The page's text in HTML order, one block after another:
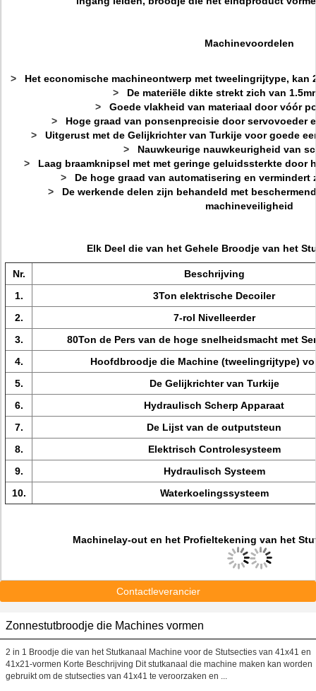
Machinevoordelen
> Het economische machineontwerp met tweelingrijtype,
> De materiële dikte strekt zich van
> Goede vlakheid van materiaal door vóór
> Hoge graad van ponsenprecisie door servovoeder
> Uitgerust met de Gelijkrichter van Turkije voor goede
> Nauwkeurige nauwkeurigheid van
> Laag braamknipsel met met geringe geluidssterkte door
> De hoge graad van automatisering en vermindert
> De werkende delen zijn behandeld met
machineveiligheid
Elk Deel die van het Gehele Broodje van het
Nr.
Beschrijving
1.
3Ton elektrische Decoiler
2.
7-rol Nivelleerder
3.
80Ton de Pers van de hoge snelheidsmacht met
4.
Hoofdbroodje die Machine (tweelingrijtype)
5.
De Gelijkrichter van Turkije
6.
Hydraulisch Scherp Apparaat
7.
De Lijst van de outputsteun
8.
Elektrisch Controlesysteem
9.
Hydraulisch Systeem
10.
Waterkoelingssysteem
Machinelay-out en het Profieltekening van het
Contactleverancier
Zonnestutbroodje die Machines vormen
2 in 1 Broodje die van het Stutkanaal Machine voor de Stutsecties van 41x41 en
41x21-vormen Korte Beschrijving Dit stutkanaal die machine maken kan worden
gebruikt om de stutsecties van 41x41 te veroorzaken en ...